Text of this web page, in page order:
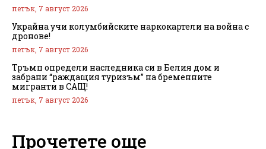
петък, 7 август 2026
Украйна учи колумбийските наркокартели на война с
дронове!
петък, 7 август 2026
Тръмп определи наследника си в Белия дом и
забрани “раждащия туризъм” на бременните
мигранти в САЩ!
петък, 7 август 2026
Прочетете още